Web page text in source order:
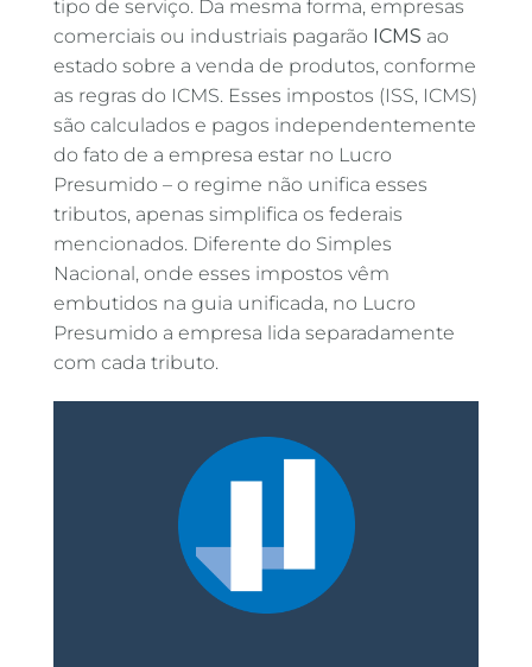
tipo de serviço. Da mesma forma, empresas
comerciais ou industriais pagarão ICMS ao
estado sobre a venda de produtos, conforme
as regras do ICMS. Esses impostos (ISS, ICMS)
são calculados e pagos independentemente
do fato de a empresa estar no Lucro
Presumido – o regime não unifica esses
tributos, apenas simplifica os federais
mencionados. Diferente do Simples
Nacional, onde esses impostos vêm
embutidos na guia unificada, no Lucro
Presumido a empresa lida separadamente
com cada tributo.